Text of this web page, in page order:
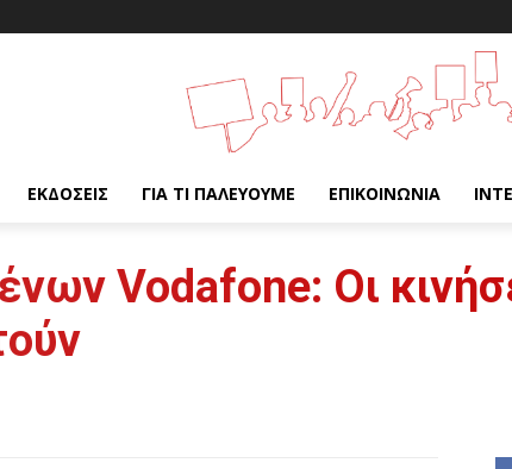
ΕΚΔΌΣΕΙΣ ΓΙΑ ΤΙ ΠΑΛΕΎΟΥΜΕ ΕΠΙΚΟΙΝΩΝΊΑ
Vodafone: Oι